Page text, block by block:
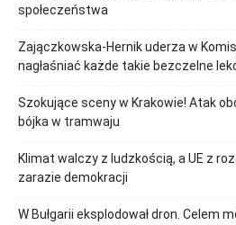
społeczeństwa
Zajączkowska-Hernik uderza w
nagłaśniać każde takie bezczelne
Szokujące sceny w Krakowie! Atak
bójka w tramwaju
Klimat walczy z ludzkością, a UE z
zarazie demokracji
W Bułgarii eksplodował dron. Celem